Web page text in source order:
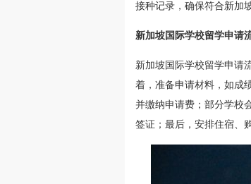
接种记录，确保符合新加
新加坡国际学校留学申请
新加坡国际学校留学申请
着，准备申请材料，如成
并缴纳申请费；部分学校
签证；最后，安排住宿、